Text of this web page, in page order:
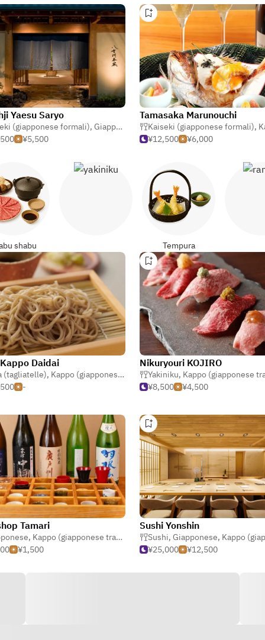
giapponese)
Yaesu Saryo
(giapponese formali), Giapponese ,Kappo (giapponese tradizionali)
¥5,500
Tamasaka Marunouchi
Kaiseki (giapponese formali),
¥12,500
¥6,000
shabu Tempura
Daidai
(tagliatelle), Kappo (giapponese tradizionali)
-
Nikuryouri KOJIRO
Yakiniku, Kappo (giapponese
¥8,500
¥4,500
, Tempura
Tamari
, Kappo (giapponese tradizionali)
¥1,500
Sushi Yonshin
Sushi, Giapponese, Kappo (giapponese
¥25,000
¥12,500